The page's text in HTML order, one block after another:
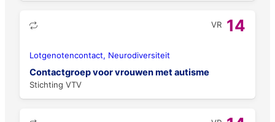
VR 14
Lotgenotencontact, Neurodiversiteit
Contactgroep voor vrouwen met autisme
Stichting VTV